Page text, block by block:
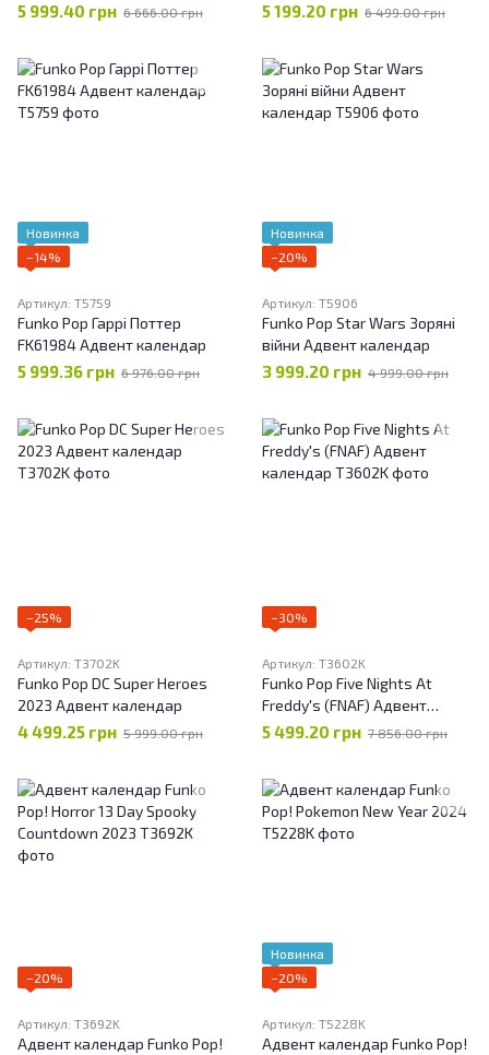
5 999.40 грн 6 666.00 грн 5 199.20 грн 6 499.00 грн
Новинка
−14%
Артикул: T5759
Funko Pop Гаррі Поттер
FK61984 Адвент календар
5 999.36 грн 6 976.00 грн
Новинка
−20%
Артикул: T5906
Funko Pop Star Wars Зоряні
війни Адвент календар
3 999.20 грн 4 999.00 грн
−25%
Артикул: T3702K
Funko Pop DC Super Heroes
2023 Адвент календар
4 499.25 грн 5 999.00 грн
−30%
Артикул: T3602K
Funko Pop Five Nights At
Freddy's (FNAF) Адвент
календар
5 499.20 грн 7 856.00 грн
−20%
Артикул: T3692K
Адвент календар Funko Pop!
Новинка
−20%
Артикул: T5228K
Адвент календар Funko Pop!